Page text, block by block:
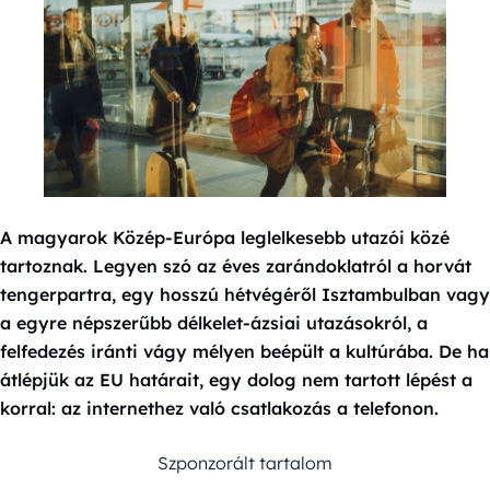
A magyarok Közép-Európa leglelkesebb utazói közé
tartoznak. Legyen szó az éves zarándoklatról a horvát
tengerpartra, egy hosszú hétvégéről Isztambulban vagy
a egyre népszerűbb délkelet-ázsiai utazásokról, a
felfedezés iránti vágy mélyen beépült a kultúrába. De ha
átlépjük az EU határait, egy dolog nem tartott lépést a
korral: az internethez való csatlakozás a telefonon.
Szponzorált tartalom